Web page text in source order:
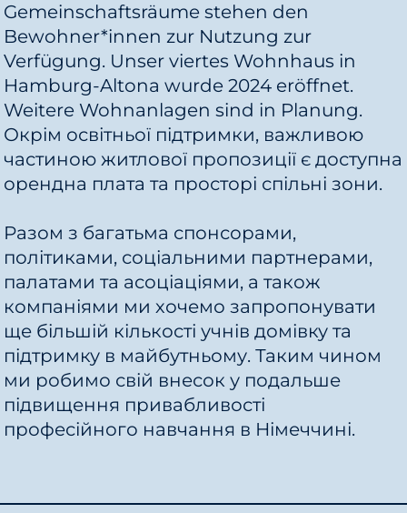
Gemeinschaftsräume stehen den
Bewohner*innen zur Nutzung zur
Verfügung. Unser viertes Wohnhaus in
Hamburg-Altona wurde 2024 eröffnet.
Weitere Wohnanlagen sind in Planung.
Окрім освітньої підтримки, важливою
частиною житлової пропозиції є доступна
орендна плата та просторі спільні зони.
Разом з багатьма спонсорами,
політиками, соціальними партнерами,
палатами та асоціаціями, а також
компаніями ми хочемо запропонувати
ще більшій кількості учнів домівку та
підтримку в майбутньому. Таким чином
ми робимо свій внесок у подальше
підвищення привабливості
професійного навчання в Німеччині.